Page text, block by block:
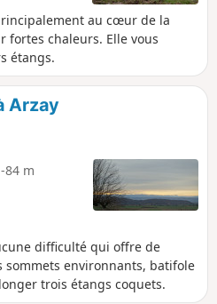
au cœur de la
fortes chaleurs. Elle vous
étangs.
Arzay
-84 m
difficulté qui offre de
sommets environnants, batifole
trois étangs coquets.